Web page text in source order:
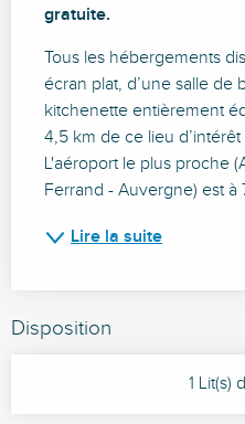
gratuite.
Tous les hébergements
écran plat, d’une salle de
kitchenette entièrement
4,5 km de ce lieu
L'aéroport le plus proche
Ferrand - Auvergne) est à
Lire la suite
Disposition
1 Lit(s)